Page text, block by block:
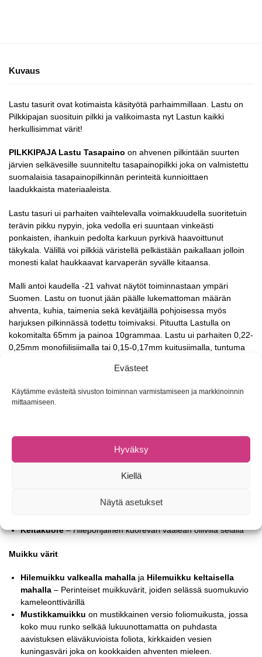
Evästeet
Käytämme evästeitä sivuston toiminnan varmistamiseen ja markkinoinnin
mittaamiseen.
Hyväksy
Kiellä
Näytä asetukset
Kuvaus
Lastu tasurit ovat kotimaista käsityötä parhaimmillaan. Lastu on
Pilkkipajan suosituin pilkki ja valikoimasta nyt Lastun kaikki
herkullisimmat värit!
PILKKIPAJA Lastu Tasapaino on ahvenen pilkintään suurten
järvien selkävesille suunniteltu tasapainopilkki joka on valmistettu
suomalaisia tasapainopilkinnän perinteitä kunnioittaen
laadukkaista materiaaleista.
Lastu tasuri ui parhaiten vaihtelevalla voimakkuudella suoritetuin
terävin pikku nypyin, joka vedolla eri suuntaan vinkeästi
ponkaisten, ihankuin pedolta karkuun pyrkivä haavoittunut
täkykala. Välillä voi pilkkiä väristellä pelkästään paikallaan jolloin
monesti kalat haukkaavat karvaperän syvälle kitaansa.
Malli antoi kaudella -21 vahvat näytöt toiminnastaan ympäri
Suomen. Lastu on tuonut jään päälle lukemattoman määrän
ahventa, kuhia, taimenia sekä kevätjäillä pohjoisessa myös
harjuksen pilkinnässä todettu toimivaksi. Pituutta Lastulla on
kokomitalta 65mm ja painoa 10grammaa. Lastu ui parhaiten 0,22-
0,25mm monofiilisiimalla tai 0,15-0,17mm kuitusiimalla, tuntuma
Superkuore
ahvenet iskemään kun tämä ui tarjolle!! Suosittelemme. Värin
on ideoinut Joel Kangas jyväskylästä ja väri on ollut erittäin
– Perinteinen hilekuore väri, maha hailakan vaalea
päällä hieman kameleonttia joka näkyy eri valossa kääntäessä,
Keltakuore– Hilepohjainen kuoreväri vaalean oliivilla selällä
Muikku värit
Hilemuikku valkealla mahalla ja Hilemuikku keltaisella
mahalla – Perinteiset muikkuvärit, joiden selässä suomukuvio
kameleonttivärillä
Mustikkamuikku on mustikkainen versio foliomuikusta, jossa
koko muu runko selkää lukuunottamatta on puhdasta
aavistuksen eläväkuvioista foliota, kirkkaiden vesien
kuningasväri joka on kookkaiden ahventen mieleen.